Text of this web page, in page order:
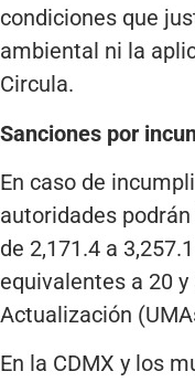
condiciones que
ambiental ni la
Circula.
Sanciones por
En caso de
autoridades
de 2,171.4 a
equivalentes a 20
Actualización
En la CDMX y los